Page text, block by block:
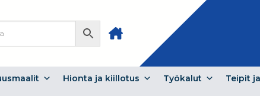
Hionta ja kiillotus Työkalut Teipit